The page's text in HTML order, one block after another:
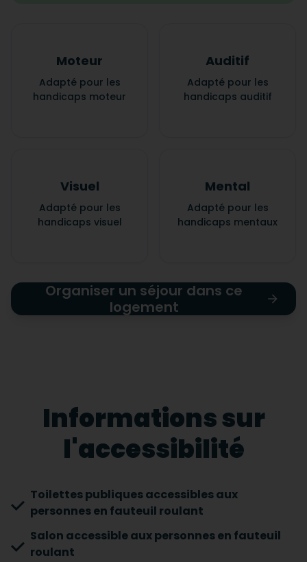
Moteur
Adapté pour les
handicaps moteur
Auditif
Adapté pour les
handicaps auditif
Visuel
Adapté pour les
handicaps visuel
Mental
Adapté pour les
handicaps mentaux
Organiser un séjour dans ce
logement
Informations sur
l'accessibilité
Toilettes publiques accessibles aux
personnes en fauteuil roulant
Salon accessible aux personnes en fauteuil
roulant